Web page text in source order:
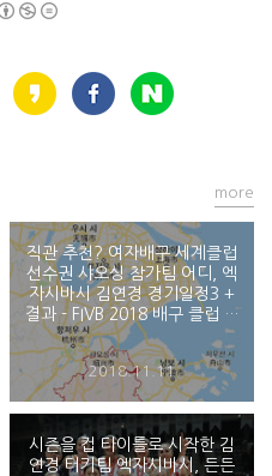
직관 추천? 여자배구 세계클럽
선수권 샤오싱 참가팀 어디, 엑
자시바시 김연경 경기일정3 +
결과 - FIVB 2018 배구 클럽 월
드챔피언십
2018.11.11
시즌을 컵 타이틀로 시작한 김
연경 터키팀 엑자시바시, 든든
more